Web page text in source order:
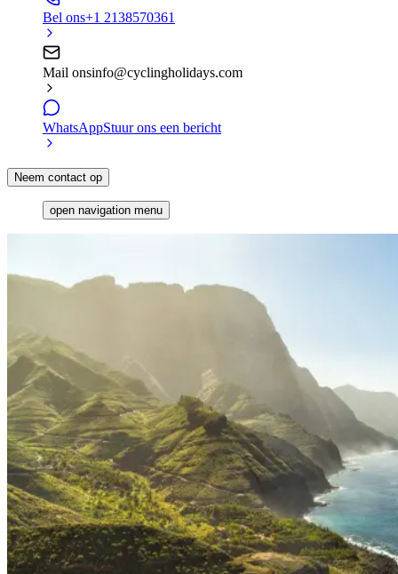
Bel ons+1 2138570361
Mail onsinfo@cyclingholidays.com
WhatsAppStuur ons een bericht
Neem contact op
open navigation menu